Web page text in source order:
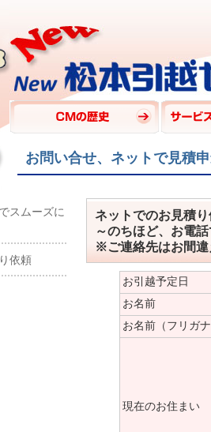
お問い合せ、ネットで見積
スムーズに
依頼
ネットでのお見積
～のちほど、お電
※ご連絡先はお間違
お引越予定日
お名前
お名前（フリガ
現在のお住まい